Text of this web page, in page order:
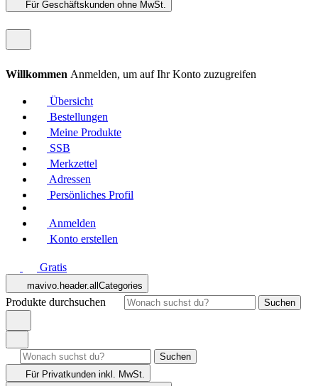
Für Geschäftskunden ohne MwSt.
Willkommen Anmelden, um auf Ihr Konto zuzugreifen
Übersicht
Bestellungen
Meine Produkte
SSB
Merkzettel
Adressen
Persönliches Profil
Anmelden
Konto erstellen
Gratis
mavivo.header.allCategories
Produkte durchsuchen Suchen
Suchen
Für Privatkunden inkl. MwSt.